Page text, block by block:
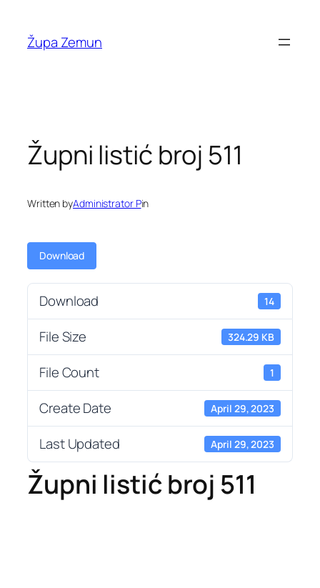
content
Župa Zemun
Župni listić broj 511
Written byAdministrator Pin
Download
Download 14
File Size 324.29 KB
File Count 1
Create Date April 29, 2023
Last Updated April 29, 2023
Župni listić broj 511